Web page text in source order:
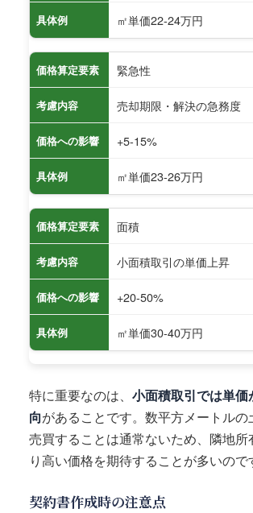
具体例 ㎡単価22-24万円
価格算定要素 緊急性
考慮内容 売却期限・解決の急務度
価格への影響 +5-15%
具体例 ㎡単価23-26万円
価格算定要素 面積
考慮内容 小面積取引の単価上昇
価格への影響 +20-50%
具体例 ㎡単価30-40万円
特に重要なのは、 小面積取引では単価
向があることです。数平方メートル
売買することは通常ないため、隣地所
り高い価格を期待することが多いので
契約書作成時の注意点